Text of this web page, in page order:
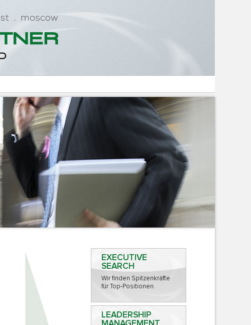
EXECUTIVE
SEARCH
Wir finden Spitzenkräfte
für Top-Positionen.
LEADERSHIP